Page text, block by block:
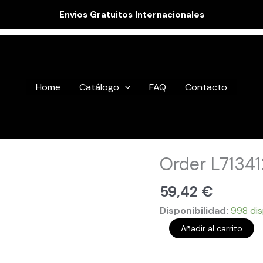
Envios Gratuitos Internacionales
Home Catálogo FAQ Contacto
Order
59,42 €
Disponibilidad: 998
L713412
cantidad
Añadir al carrito